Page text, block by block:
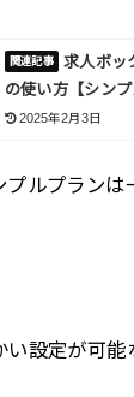
求人ボッ
の使い方【シンプ
2025年2月3日
プルプランは
い設定が可